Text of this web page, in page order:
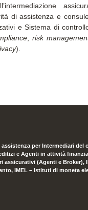
di assistenza e
e Sistema di
, risk
).
per Intermediari del
e Agenti in attività
assicurativi (Agenti e Broker),
IMEL – Istituti di moneta